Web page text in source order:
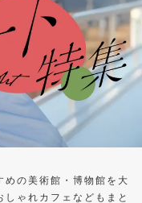
の美術館・博物館を大
ゃれカフェなどもまと